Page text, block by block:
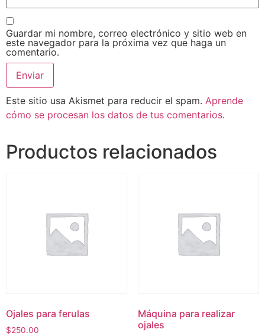
Guardar mi nombre, correo electrónico y sitio web en
este navegador para la próxima vez que haga un
comentario.
Este sitio usa Akismet para reducir el spam. Aprende
cómo se procesan los datos de tus comentarios.
Productos relacionados
Ojales para ferulas
$250.00
Máquina para realizar
ojales